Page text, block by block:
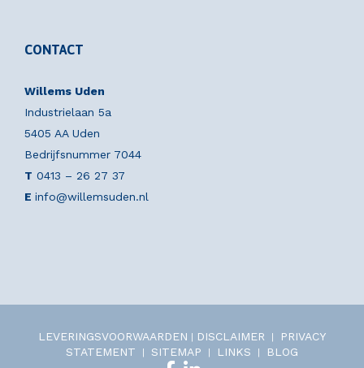
CONTACT
Willems Uden
Industrielaan 5a
5405 AA Uden
Bedrijfsnummer 7044
T 0413 – 26 27 37
E info@willemsuden.nl
LEVERINGSVOORWAARDEN DISCLAIMER
PRIVACY
STATEMENT
SITEMAP LINKS BLOG